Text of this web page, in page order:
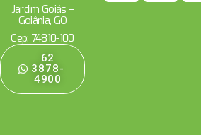
Jardim Goiás –
Goiânia, GO
Cep: 74810-100
62
3878-
4900